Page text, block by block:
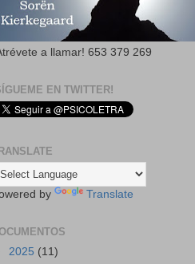
a llamar! 653 379 269
EN TWITTER!
by Translate
2025 (11)